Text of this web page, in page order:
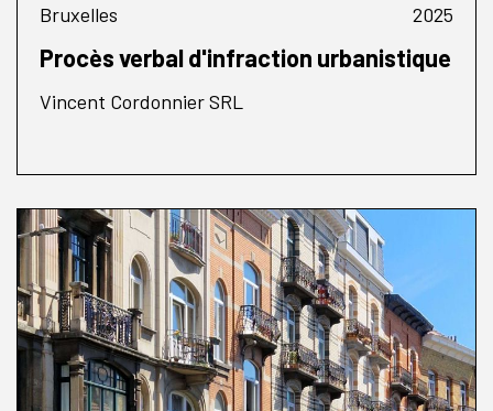
Bruxelles 2025
Procès verbal d'infraction urbanistique
Vincent Cordonnier SRL